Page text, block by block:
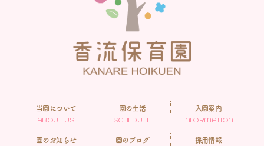
当園について
ABOUT US
園の生活
SCHEDULE
入園案内
INFORMATION
園のお知らせ
園のブログ
採用情報